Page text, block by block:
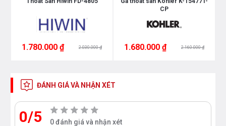
1.780.000 ₫ 2.030.000 ₫
CP
1.680.000 ₫ 2.160.000 ₫
ĐÁNH GIÁ VÀ NHẬN XÉT
0/5 0 đánh giá và nhận xét